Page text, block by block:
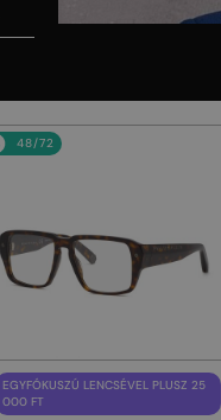
48/72
EGYFÓKUSZÚ LENCSÉVEL PLUSZ 25
000 FT